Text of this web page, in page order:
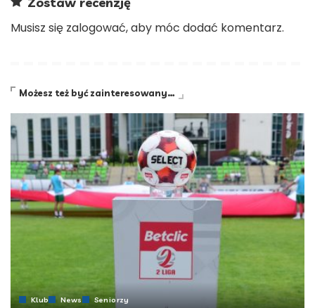
Musisz się zalogować, aby móc dodać komentarz.
Możesz też być zainteresowany…
Klub News Seniorzy